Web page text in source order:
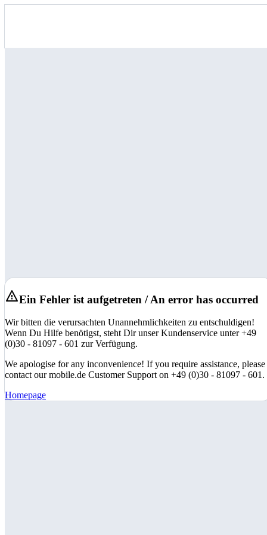
Ein Fehler ist aufgetreten / An error has occurred
Wir bitten die verursachten Unannehmlichkeiten zu entschuldigen!
Wenn Du Hilfe benötigst, steht Dir unser Kundenservice unter +49
(0)30 - 81097 - 601 zur Verfügung.
We apologise for any inconvenience! If you require assistance, please
contact our mobile.de Customer Support on +49 (0)30 - 81097 - 601.
Homepage